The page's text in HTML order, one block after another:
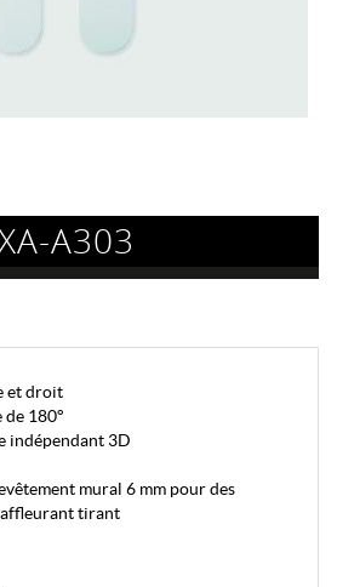
A303
et droit
180°
indépendant 3D
mural 6 mm pour des
tirant